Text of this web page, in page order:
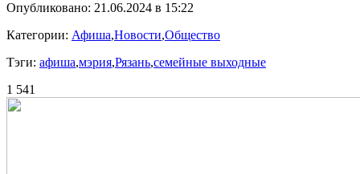
Опубликовано: 21.06.2024 в 15:22
Категории: Афиша,Новости,Общество
Тэги: афиша,мэрия,Рязань,семейные выходные
1 541